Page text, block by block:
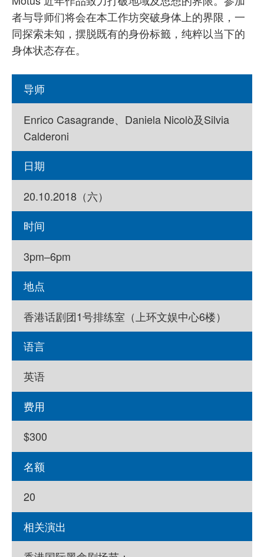
者与导师们将会在本工作坊突破身体上的界限，一
同探索未知，摆脱既有的身份标籤，纯粹以当下的
身体状态存在。
导师
Enrico Casagrande、Daniela Nicolò及Silvia
Calderoni
日期
20.10.2018（六）
时间
3pm–6pm
地点
香港话剧团1号排练室（上环文娱中心6楼）
语言
英语
费用
$300
名额
20
相关演出